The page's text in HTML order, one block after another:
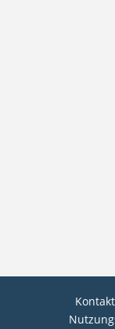
Kontakt